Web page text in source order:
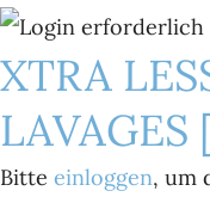
XTRA
LAVAGES
Bitte einloggen, um